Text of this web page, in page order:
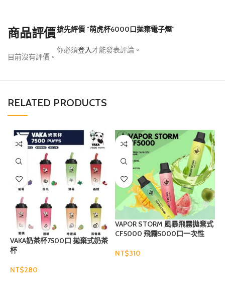
商品評價
目前沒有評價。
搶先評價 “萌虎杯6000口拋棄電子煙”
你必須登入才能發表評論。
RELATED PRODUCTS
VAKA奶茶杯7500口 拋棄式奶茶
杯
NT$
VAPOR STORM 風暴飛霧拋棄式
CF5000 飛霧5000口一次性
NT$